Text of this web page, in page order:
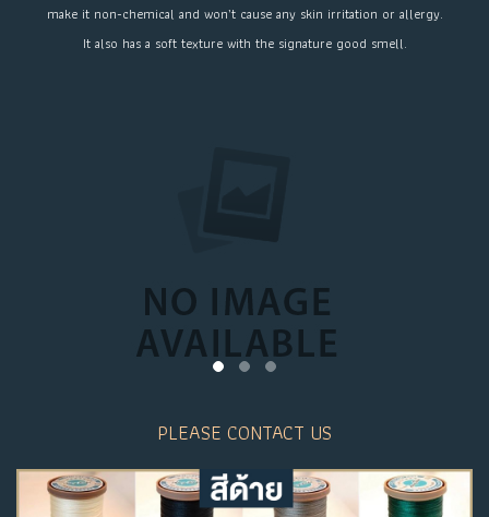
make it non-chemical and won’t cause any skin irritation or allergy.
It also has a soft texture with the signature good smell.
PLEASE CONTACT US